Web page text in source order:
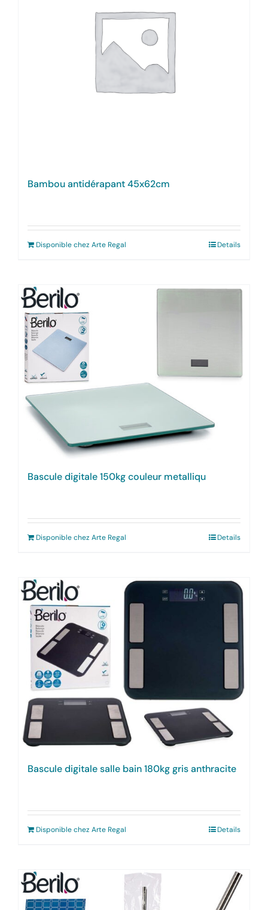
Bambou antidérapant 45x62cm
Disponible chez Arte Regal Details
Bascule digitale 150kg couleur metalliqu
Disponible chez Arte Regal Details
Bascule digitale salle bain 180kg gris anthracite
Disponible chez Arte Regal Details